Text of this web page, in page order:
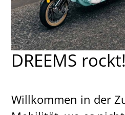
DREEMS rockt!
Willkommen in der